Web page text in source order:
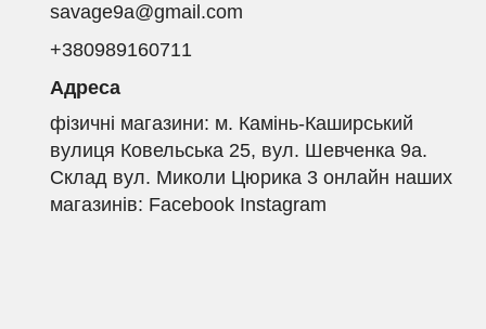
savage9a@gmail.com
+380989160711
Адреса
фізичні магазини: м. Камінь-Каширський
вулиця Ковельська 25, вул. Шевченка 9а.
Склад вул. Миколи Цюрика 3 онлайн наших
магазинів: Facebook Instagram